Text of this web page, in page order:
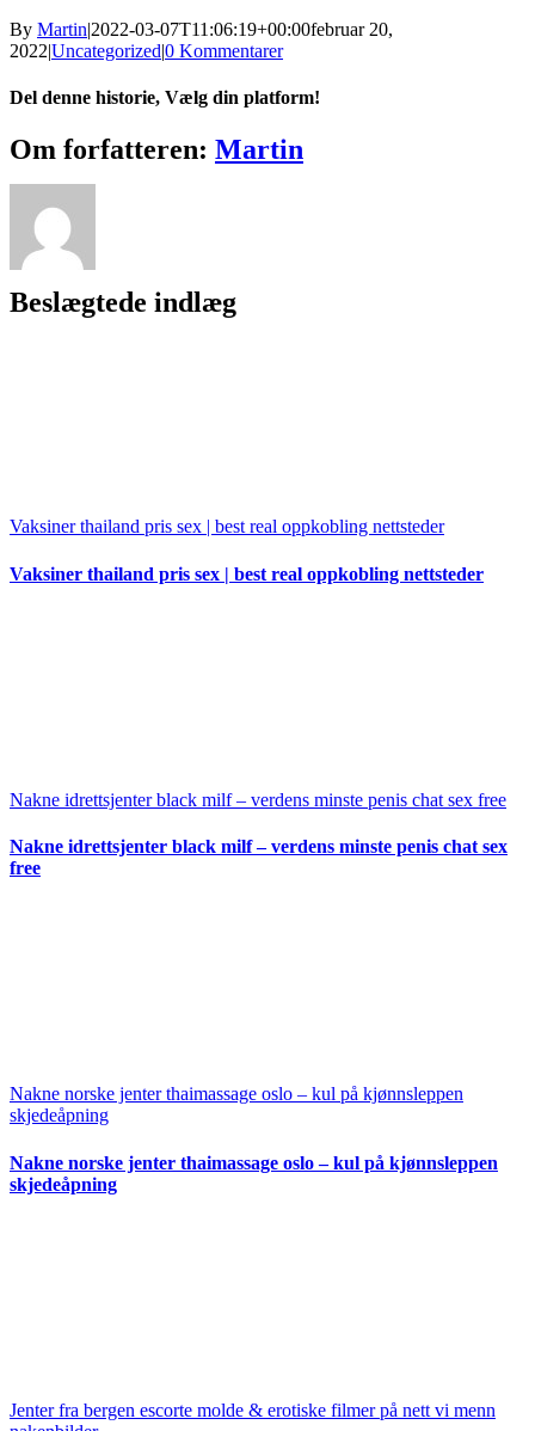
By Martin|2022-03-07T11:06:19+00:00februar 20,
2022|Uncategorized|0 Kommentarer
Del denne historie, Vælg din platform!
Facebook
X
Reddit
LinkedIn
WhatsApp
Tumblr
Pinterest
Vk
Xing
E-
mail
Om forfatteren: Martin
Beslægtede indlæg
Vaksiner thailand pris sex | best real oppkobling nettsteder
Vaksiner thailand pris sex | best real oppkobling nettsteder
Nakne idrettsjenter black milf – verdens minste penis chat sex free
Nakne idrettsjenter black milf – verdens minste penis chat sex
free
Nakne norske jenter thaimassage oslo – kul på kjønnsleppen
skjedeåpning
Nakne norske jenter thaimassage oslo – kul på kjønnsleppen
skjedeåpning
Jenter fra bergen escorte molde & erotiske filmer på nett vi menn